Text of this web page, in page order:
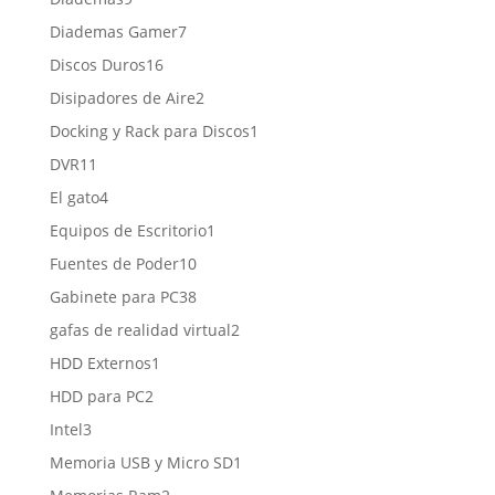
productos
Diademas Gamer77
Discos Duros1616
productos
Disipadores de Aire22
productos
Docking y Rack para Discos1
DVR11
productos
El gato44
productos
Equipos de Escritorio1
Fuentes de Poder1010
productos
Gabinete para PC3838
productos
gafas de realidad virtual22
HDD Externos1
HDD para PC22
Intel33
productos
Memoria USB y Micro SD1